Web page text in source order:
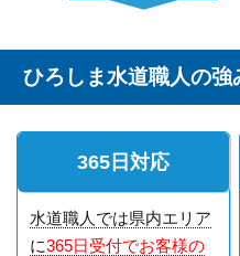
ひろしま水道職人の強
365日対応
水道職人では県内エリア
に365日受付でお客様の